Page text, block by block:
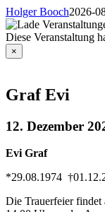
Holger Booch2026-
Diese Veranstaltung
×
Graf Evi
12. Dezember
Evi Graf
*29.08.1974
Die Trauerfeier findet